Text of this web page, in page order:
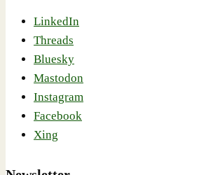
LinkedIn
Threads
Bluesky
Mastodon
Instagram
Facebook
Xing